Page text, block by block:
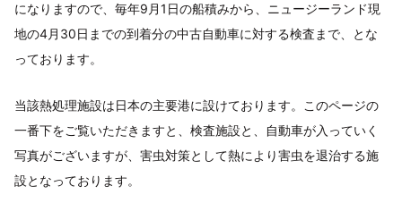
になりますので、毎年9月1日の船積みから、ニュージーランド現
地の4月30日までの到着分の中古自動車に対する検査まで、とな
っております。
当該熱処理施設は日本の主要港に設けております。このページの
一番下をご覧いただきますと、検査施設と、自動車が入っていく
写真がございますが、害虫対策として熱により害虫を退治する施
設となっております。